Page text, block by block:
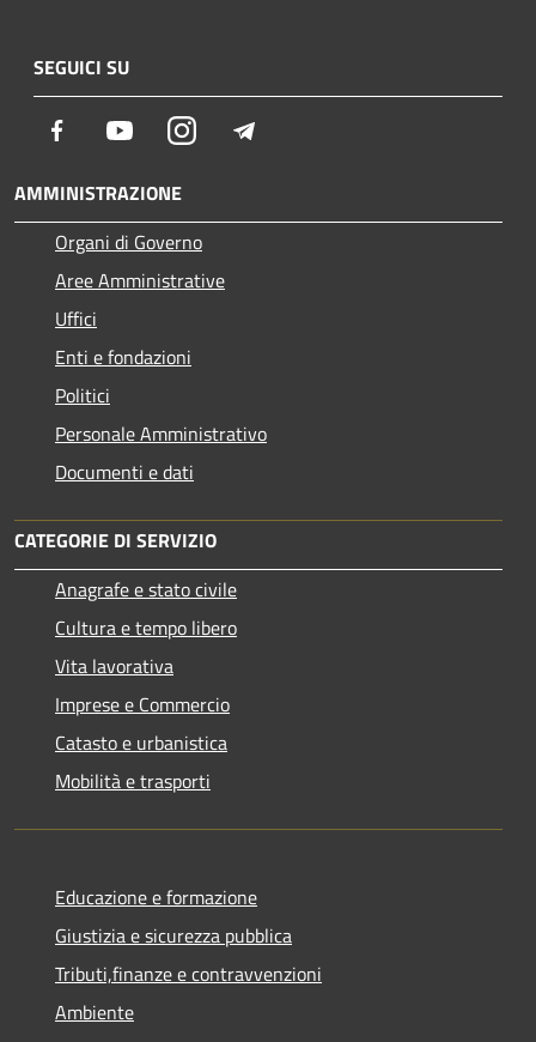
SEGUICI SU
Facebook YoutubeInstagram
AMMINISTRAZIONE
Organi di Governo
Aree Amministrative
Uffici
Enti e fondazioni
Politici
Personale Amministrativo
Documenti e dati
CATEGORIE DI SERVIZIO
Anagrafe e stato civile
Cultura e tempo libero
Vita lavorativa
Imprese e Commercio
Catasto e urbanistica
Mobilità e trasporti
Educazione e formazione
Giustizia e sicurezza pubblica
Tributi,finanze e contravvenzioni
Ambiente